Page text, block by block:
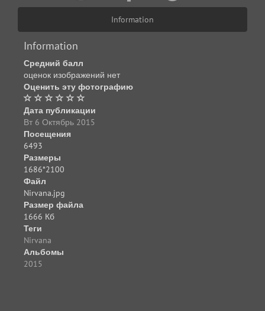
Information
Information
Средний балл
оценок изображений нет
Оценить эту фотографию
Дата публикации
Вт 6 Октябрь 2015
Посещения
6493
Размеры
1686*2100
Файл
Nirvana.jpg
Размер файла
1666 Кб
Теги
Nirvana
Альбомы
2015